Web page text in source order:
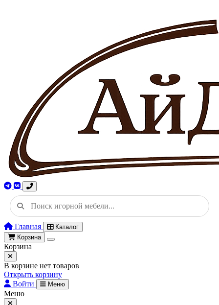
Главная
Каталог
Корзина
Корзина
В корзине нет товаров
Открыть корзину
Войти
Меню
Меню